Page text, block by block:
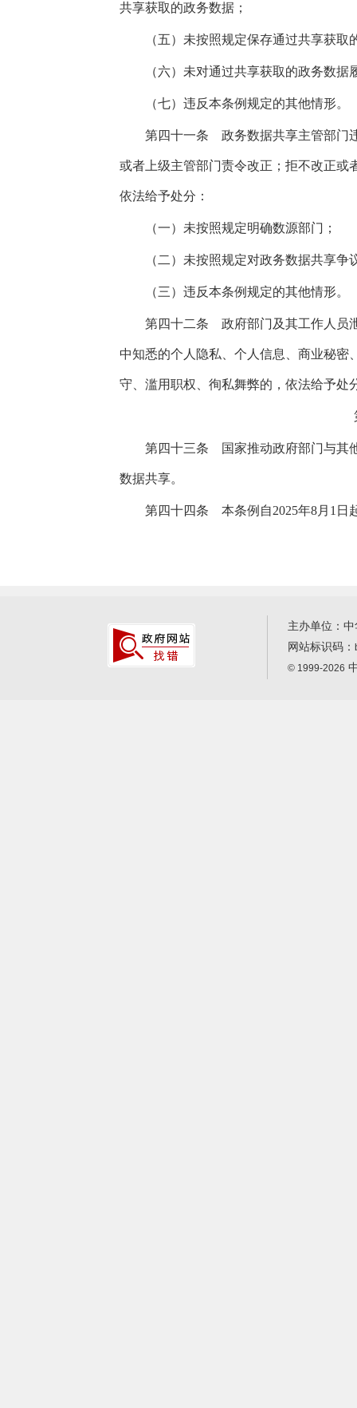
共享获取的政务数据；
（五）未按照规定保存通过共享获取
（六）未对通过共享获取的政务数据
（七）违反本条例规定的其他情形。
第四十一条 政务数据共享主管部门
或者上级主管部门责令改正；拒不改正或
依法给予处分：
（一）未按照规定明确数源部门；
（二）未按照规定对政务数据共享争
（三）违反本条例规定的其他情形。
第四十二条 政府部门及其工作人员
中知悉的个人隐私、个人信息、商业秘
守、滥用职权、徇私舞弊的，依法给予处
第四十三条 国家推动政府部门与其
数据共享。
第四十四条 本条例自2025年8月1日
主办单位：
网站标识码：
© 1999-2026